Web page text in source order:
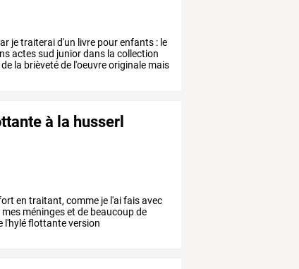
jetraiteraid'un livre pourenfants : le
actessud juniordans la collection
de la brièvetéde l'oeuvreoriginale mais
à la husserl
en traitant, comme je l'aifaisavec
mes méningeset de beaucoupde
l'hyléflottanteversion